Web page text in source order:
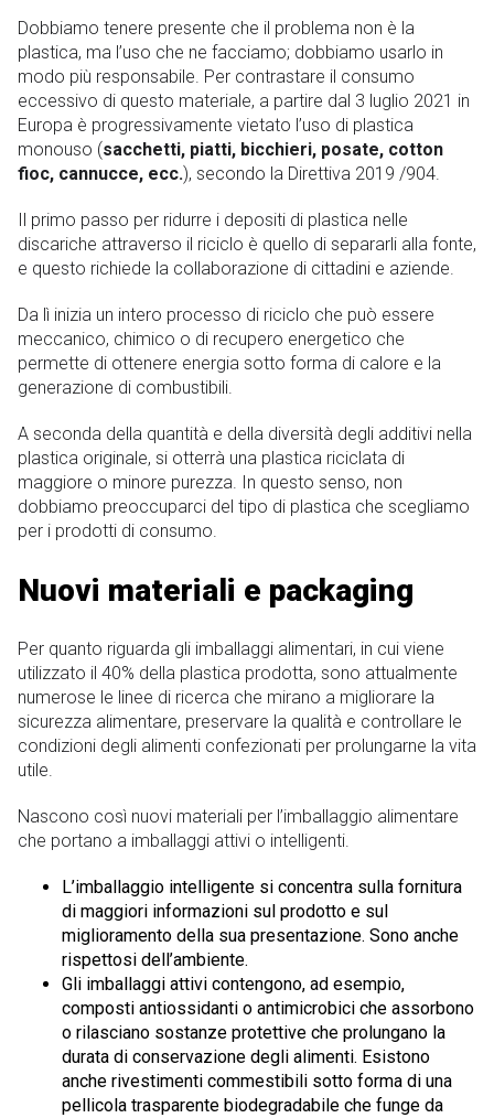
Dobbiamo tenere presente che il problema non è la
plastica, ma l’uso che ne facciamo; dobbiamo usarlo in
modo più responsabile. Per contrastare il consumo
eccessivo di questo materiale, a partire dal 3 luglio 2021 in
Europa è progressivamente vietato l’uso di plastica
monouso (sacchetti, piatti, bicchieri, posate, cotton
fioc, cannucce, ecc.), secondo la Direttiva 2019 /904.
Il primo passo per ridurre i depositi di plastica nelle
discariche attraverso il riciclo è quello di separarli alla fonte,
e questo richiede la collaborazione di cittadini e aziende.
Da lì inizia un intero processo di riciclo che può essere
meccanico, chimico o di recupero energetico che
permette di ottenere energia sotto forma di calore e la
generazione di combustibili.
A seconda della quantità e della diversità degli additivi nella
plastica originale, si otterrà una plastica riciclata di
maggiore o minore purezza. In questo senso, non
dobbiamo preoccuparci del tipo di plastica che scegliamo
per i prodotti di consumo.
Nuovi materiali e packaging
Per quanto riguarda gli imballaggi alimentari, in cui viene
utilizzato il 40% della plastica prodotta, sono attualmente
numerose le linee di ricerca che mirano a migliorare la
sicurezza alimentare, preservare la qualità e controllare le
condizioni degli alimenti confezionati per prolungarne la vita
utile.
Nascono così nuovi materiali per l’imballaggio alimentare
che portano a imballaggi attivi o intelligenti.
L’imballaggio intelligente si concentra sulla fornitura
di maggiori informazioni sul prodotto e sul
miglioramento della sua presentazione. Sono anche
rispettosi dell’ambiente.
Gli imballaggi attivi contengono, ad esempio,
composti antiossidanti o antimicrobici che assorbono
o rilasciano sostanze protettive che prolungano la
durata di conservazione degli alimenti. Esistono
anche rivestimenti commestibili sotto forma di una
pellicola trasparente biodegradabile che funge da